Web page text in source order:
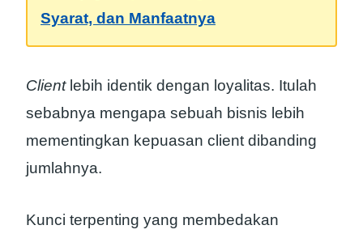
Syarat, dan Manfaatnya
Client lebih identik dengan loyalitas. Itulah
sebabnya mengapa sebuah bisnis lebih
mementingkan kepuasan client dibanding
jumlahnya.
Kunci terpenting yang membedakan